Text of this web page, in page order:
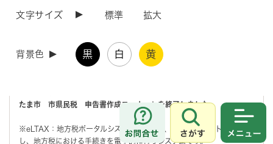
文字サイズ 標準 拡大
背景色 黒 白 黄
お問合せ
さがす
ン」で税額試算ができます
個人住民税について、令和8年度分（令和7年中の所得等に対する申告
分）から、eLTAX※により全国的な電子申告が令和8年1月5日から開始
たま市 市県民税 申告書作成コーナー」を終了しました。
※eLTAX：地方税ポータルシステムの呼称で、インターネットを利用
し、地方税における手続きを電子的に行うシステムです。